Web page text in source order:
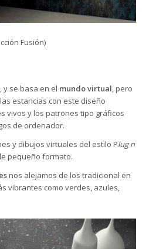
Fusión)
y se basa en el mundo virtual , pero
estancias con este diseño
vivos y los patrones tipo gráficos
de ordenador.
y dibujos virtuales del estilo Plug n’
pequeño formato.
nos alejamos de los tradicional en
vibrantes como verdes, azules,